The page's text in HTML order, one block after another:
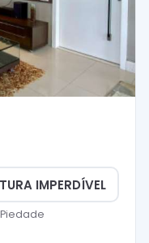
IMPERDÍVEL
Piedade